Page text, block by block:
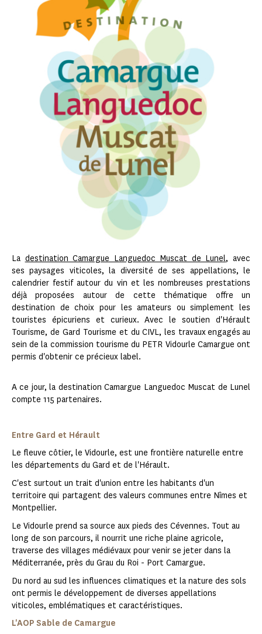
La destination Camargue Languedoc Muscat de Lunel, avec
ses paysages viticoles, la diversité de ses appellations, le
calendrier festif autour du vin et les nombreuses prestations
déjà proposées autour de cette thématique offre un
destination de choix pour les amateurs ou simplement les
touristes épicuriens et curieux. Avec le soutien d'Hérault
Tourisme, de Gard Tourisme et du CIVL, les travaux engagés au
sein de la commission tourisme du PETR Vidourle Camargue ont
permis d'obtenir ce précieux label.
A ce jour, la destination Camargue Languedoc Muscat de Lunel
compte 115 partenaires.
Entre Gard et Hérault
Le fleuve côtier, le Vidourle, est une frontière naturelle entre
les départements du Gard et de l'Hérault.
C'est surtout un trait d'union entre les habitants d'un
territoire qui partagent des valeurs communes entre Nîmes et
Montpellier.
Le Vidourle prend sa source aux pieds des Cévennes. Tout au
long de son parcours, il nourrit une riche plaine agricole,
traverse des villages médiévaux pour venir se jeter dans la
Méditerranée, près du Grau du Roi - Port Camargue.
Du nord au sud les influences climatiques et la nature des sols
ont permis le développement de diverses appellations
viticoles, emblématiques et caractéristiques.
L'AOP Sable de Camargue